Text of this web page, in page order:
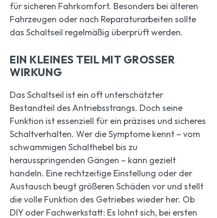
für sicheren Fahrkomfort. Besonders bei älteren
Fahrzeugen oder nach Reparaturarbeiten sollte
das Schaltseil regelmäßig überprüft werden.
EIN KLEINES TEIL MIT GROSSER W
IRKUNG
Das Schaltseil ist ein oft unterschätzter
Bestandteil des Antriebsstrangs. Doch seine
Funktion ist essenziell für ein präzises und sicheres
Schaltverhalten. Wer die Symptome kennt – vom
schwammigen Schalthebel bis zu
herausspringenden Gängen – kann gezielt
handeln. Eine rechtzeitige Einstellung oder der
Austausch beugt größeren Schäden vor und stellt
die volle Funktion des Getriebes wieder her. Ob
DIY oder Fachwerkstatt: Es lohnt sich, bei ersten